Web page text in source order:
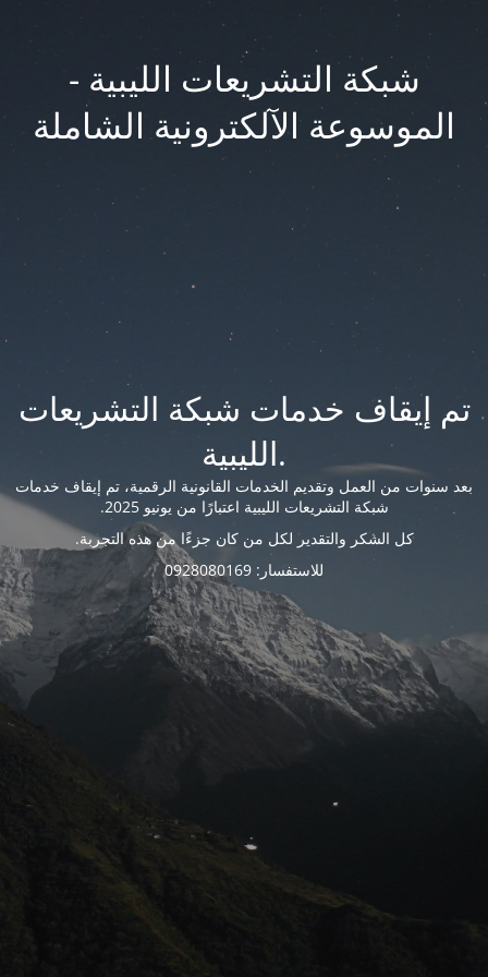
شبكة التشريعات الليبية -
الموسوعة الآلكترونية الشاملة
تم إيقاف خدمات شبكة التشريعات
الليبية.
بعد سنوات من العمل وتقديم الخدمات القانونية الرقمية، تم إيقاف خدمات
شبكة التشريعات الليبية اعتبارًا من يونيو 2025.
كل الشكر والتقدير لكل من كان جزءًا من هذه التجربة.
للاستفسار: 0928080169